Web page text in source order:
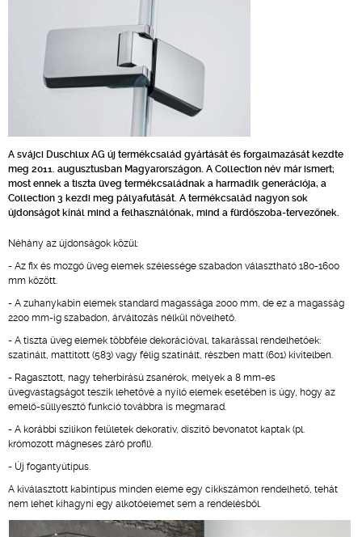
A svájci Duschlux AG új termékcsalád gyártását és forgalmazását kezdte
meg 2011. augusztusban Magyarországon. A Collection név már ismert;
most ennek a tiszta üveg termékcsaládnak a harmadik generációja, a
Collection 3 kezdi meg pályafutását. A termékcsalád nagyon sok
újdonságot kínál mind a felhasználónak, mind a fürdőszoba-tervezőnek.
Néhány az újdonságok közül:
- Az fix és mozgó üveg elemek szélessége szabadon választható 180-1600
mm között.
- A zuhanykabin elemek standard magassága 2000 mm, de ez a magasság
2200 mm-ig szabadon, árváltozás nélkül növelhető.
- A tiszta üveg elemek többféle dekorációval, takarással rendelhetőek:
szatinált, mattított (583) vagy félig szatinált, részben matt (601) kivitelben.
- Ragasztott, nagy teherbírású zsanérok, melyek a 8 mm-es
üvegvastagságot teszik lehetővé a nyíló elemek esetében is úgy, hogy az
emelő-süllyesztő funkció továbbra is megmarad.
- A korábbi szilikon felületek dekoratív, díszítő bevonatot kaptak (pl.
krómozott mágneses záró profil).
- Új fogantyútípus.
A kiválasztott kabintípus minden eleme egy cikkszámon rendelhető, tehát
nem lehet kihagyni egy alkotóelemet sem a rendelésből.